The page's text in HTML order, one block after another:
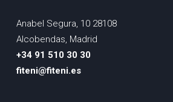
Anabel Segura, 10 28108
Alcobendas, Madrid
+34 91 510 30 30
fiteni@fiteni.es